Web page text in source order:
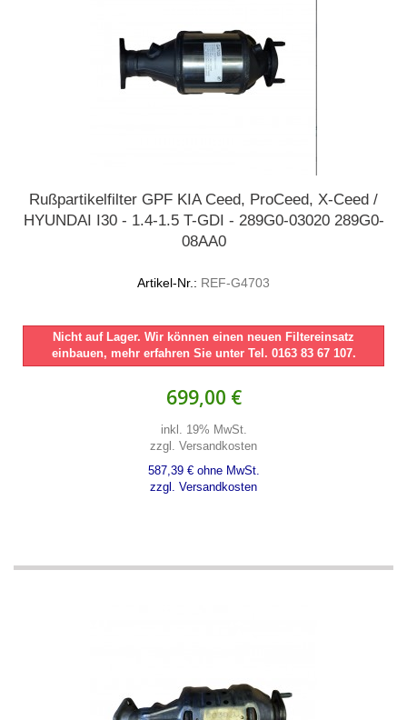
Rußpartikelfilter GPF KIA Ceed, ProCeed, X-Ceed /
HYUNDAI I30 - 1.4-1.5 T-GDI - 289G0-03020 289G0-
08AA0
Artikel-Nr.: REF-G4703
Nicht auf Lager. Wir können einen neuen Filtereinsatz
einbauen, mehr erfahren Sie unter Tel. 0163 83 67 107.
699,00 €
inkl. 19% MwSt.
zzgl. Versandkosten
587,39 € ohne MwSt.
zzgl. Versandkosten